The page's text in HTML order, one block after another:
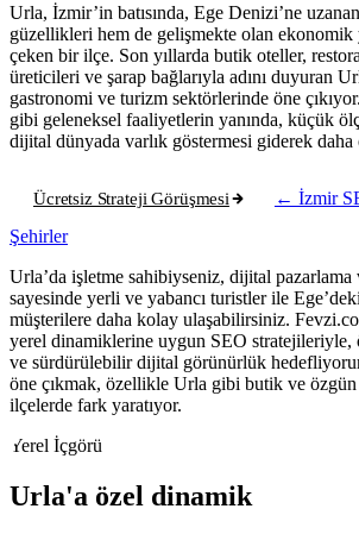
Urla, İzmir’in batısında, Ege Denizi’ne
güzellikleri hem de gelişmekte olan ekonomik
çeken bir ilçe. Son yıllarda butik oteller,
üreticileri ve şarap bağlarıyla adını duyuran
gastronomi ve turizm sektörlerinde öne
gibi geleneksel faaliyetlerin yanında, küçük
dijital dünyada varlık göstermesi giderek
Ücretsiz Strateji Görüşmesi ← İzmir
Şehirler
Urla’da işletme sahibiyseniz, dijital pazarlama
sayesinde yerli ve yabancı turistler ile
müşterilere daha kolay ulaşabilirsiniz.
yerel dinamiklerine uygun SEO stratejileriyle,
ve sürdürülebilir dijital görünürlük
öne çıkmak, özellikle Urla gibi butik ve
ilçelerde fark yaratıyor.
Yerel İçgörü
Urla'a özel dinamik